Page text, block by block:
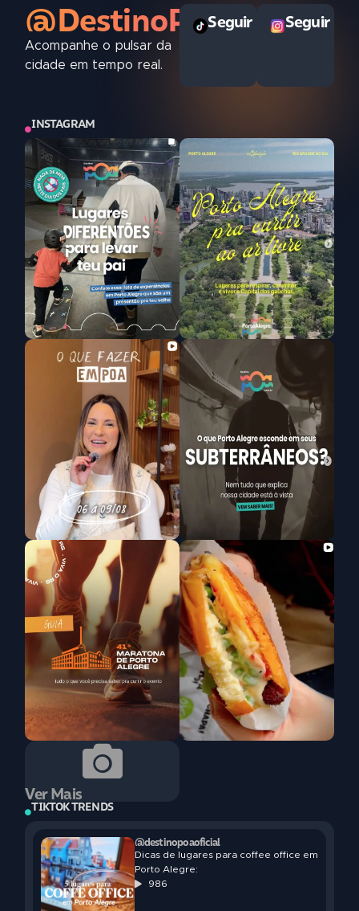
@DestinoPOAoficial
Acompanhe o pulsar da
cidade em tempo real.
Seguir Seguir
INSTAGRAM
Ver Mais
TIKTOK TRENDS
@destinopoaoficial
Dicas de lugares para coffee office em
Porto Alegre:
986